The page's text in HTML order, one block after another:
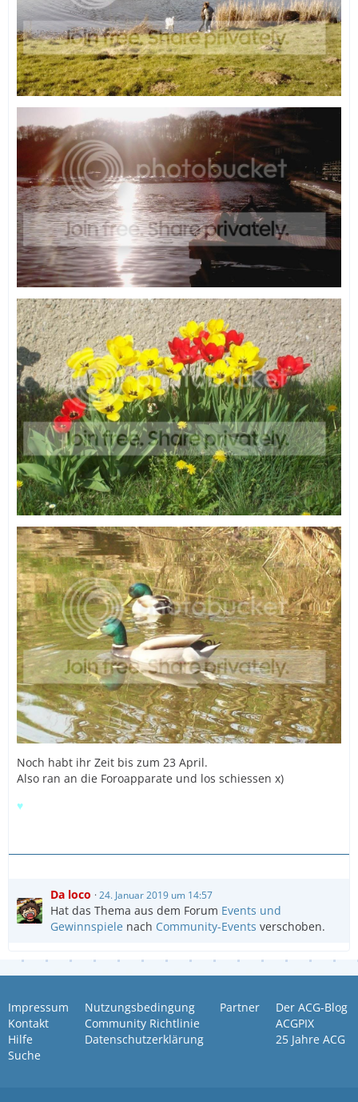
Noch habt ihr Zeit bis zum 23 April.
Also ran an die Foroapparate und los schiessen x)
♥
Da loco 24. Januar 2019 um 14:57
Hat das Thema aus dem Forum Events und
Gewinnspiele nach Community-Events verschoben.
Impressum
Kontakt
Hilfe
Suche
Nutzungsbedingung
Community Richtlinie
Datenschutzerklärung
Partner
Der ACG-Blog
ACGPIX
25 Jahre ACG